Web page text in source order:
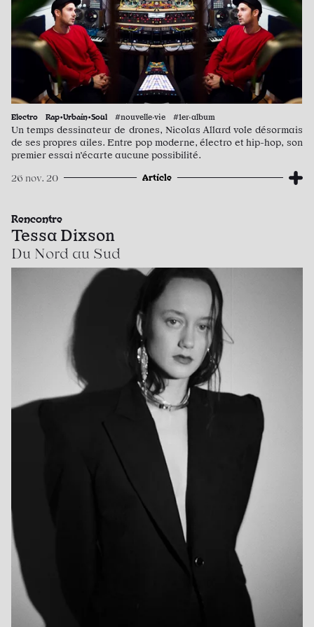
Electro Rap•Urbain•Soul #nouvelle·vie #1er·album
Un temps dessinateur de drones, Nicolas Allard vole désormais
de ses propres ailes. Entre pop moderne, électro et hip-hop, son
premier essai n’écarte aucune possibilité.
26 nov. 20 Article
Rencontre
Tessa Dixson
Du Nord au Sud